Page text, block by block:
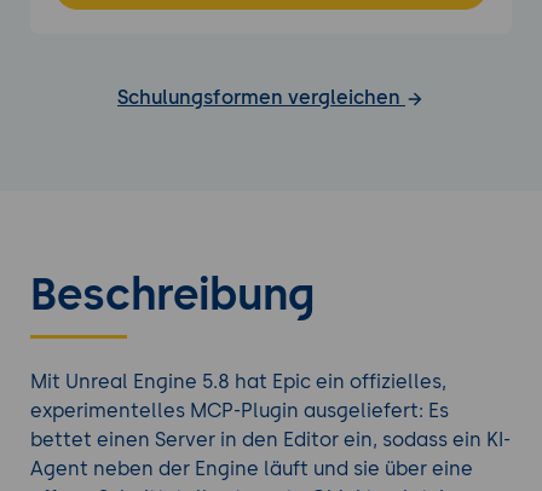
Schulungsformen vergleichen
Beschreibung
Mit Unreal Engine 5.8 hat Epic ein offizielles,
experimentelles MCP-Plugin ausgeliefert: Es
bettet einen Server in den Editor ein, sodass ein KI-
Agent neben der Engine läuft und sie über eine